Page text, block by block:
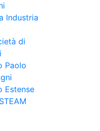
Industria
di
Paolo
Estense